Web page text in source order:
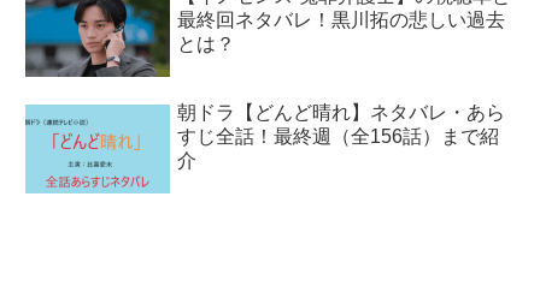
最終回ネタバレ！黒川拓の悲しい過去
とは？
朝ドラ【どんど晴れ】ネタバレ・あら
すじ全話！最終週（全156話）まで紹
介